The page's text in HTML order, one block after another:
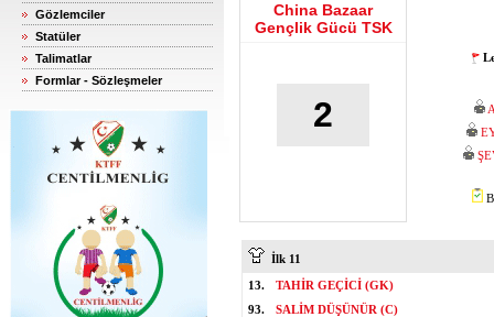
Gözlemciler
Statüler
Talimatlar
Formlar - Sözleşmeler
China Bazaar
Gençlik Gücü TSK
2
İlk 11
13.
TAHİR GEÇİCİ (GK)
93.
SALİM DÜŞÜNÜR (C)